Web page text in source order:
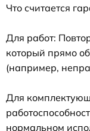
Что считается
Для работ:
который прямо
(например,
Для
нормальном